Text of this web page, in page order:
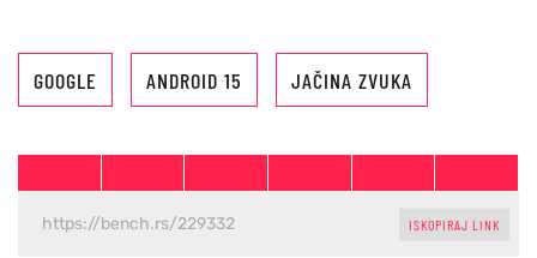
GOOGLE ANDROID 15 JAČINA ZVUKA
ISKOPIRAJ LINK